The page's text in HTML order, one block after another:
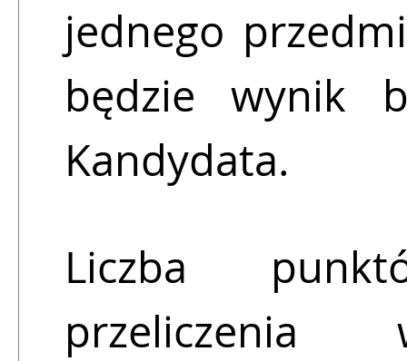
jednego
będzie wynik
Kandydata.
Liczba
przeliczenia